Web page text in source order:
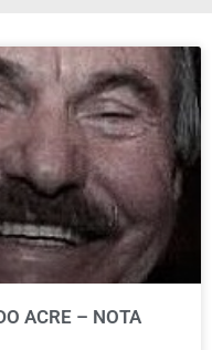
ACRE – NOTA